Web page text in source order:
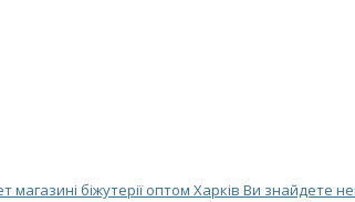
магазині біжутерії оптом Харків Ви знайдете